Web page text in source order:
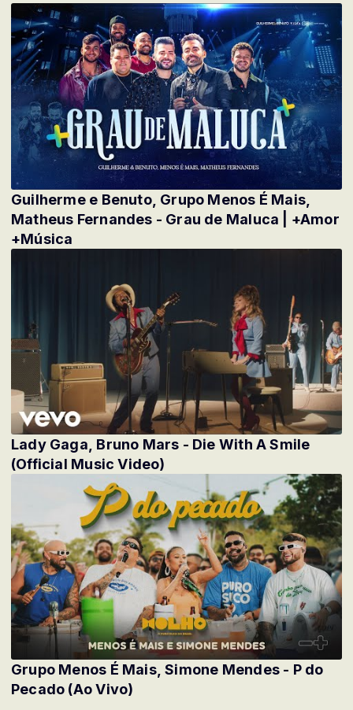
Guilherme e Benuto, Grupo Menos É Mais,
Matheus Fernandes - Grau de Maluca | +Amor
+Música
Lady Gaga, Bruno Mars - Die With A Smile
(Official Music Video)
Grupo Menos É Mais, Simone Mendes - P do
Pecado (Ao Vivo)